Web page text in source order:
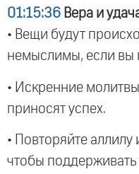
01:15:36 Вера и
• Вещи будут
немыслимы, если вы
• Искренние
приносят успех.
• Повторяйте аллилу
чтобы